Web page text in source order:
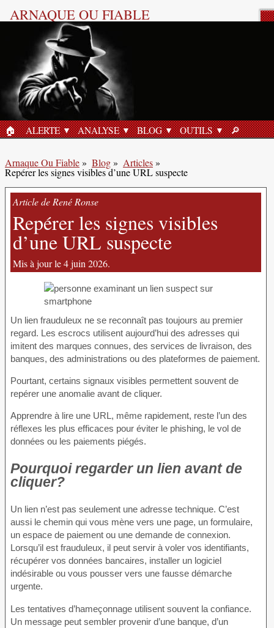
ARNAQUE OU FIABLE
ACCUEIL
🏠︎ ALERTE ANALYSE BLOG OUTILS 🔎︎
Arnaque Ou Fiable» Blog» Articles»
Repérer les signes visibles d’une URL suspecte
Article de René Ronse
Repérer les signes visibles
d’une URL suspecte
Mis à jour le 4 juin 2026.
Un lien frauduleux ne se reconnaît pas toujours au premier
regard. Les escrocs utilisent aujourd’hui des adresses qui
imitent des marques connues, des services de livraison, des
banques, des administrations ou des plateformes de paiement.
Pourtant, certains signaux visibles permettent souvent de
repérer une anomalie avant de cliquer.
Apprendre à lire une URL, même rapidement, reste l’un des
réflexes les plus efficaces pour éviter le phishing, le vol de
données ou les paiements piégés.
Pourquoi regarder un lien avant de
cliquer?
Un lien n’est pas seulement une adresse technique. C’est
aussi le chemin qui vous mène vers une page, un formulaire,
un espace de paiement ou une demande de connexion.
Lorsqu’il est frauduleux, il peut servir à voler vos identifiants,
récupérer vos données bancaires, installer un logiciel
indésirable ou vous pousser vers une fausse démarche
urgente.
Les tentatives d’hameçonnage utilisent souvent la confiance.
Un message peut sembler provenir d’une banque, d’un